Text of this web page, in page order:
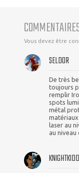
Vous devez être
SELDOR
De très
toujours
remplir
spots
métal
laser au
au niveau